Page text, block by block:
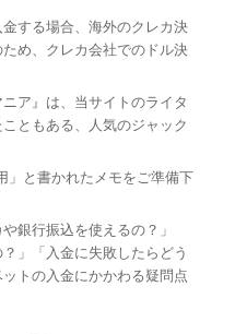
する場合、海外のクレカ決
め、クレカ会社でのドル決
ア』は、当サイトのライタ
ともある、人気のジャック
」と書かれたメモをご準備下
銀行振込を使えるの？」
」「入金に失敗したらどう
トの入金にかかわる疑問点